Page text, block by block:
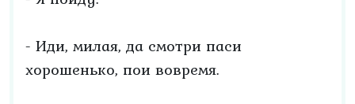
- Иди, милая, да смотри паси
хорошенько, пои вовремя.